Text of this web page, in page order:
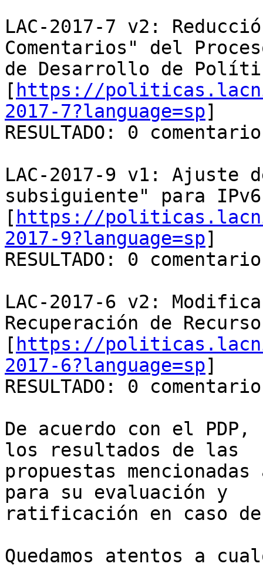
LAC-2017-7 v2:
Comentarios" del
de Desarrollo de
[ https://
2017-7?language=sp]
RESULTADO: 0
LAC-2017-9 v1: Ajuste
subsiguiente" para IPv6
[ https://
2017-9?language=sp]
RESULTADO: 0
LAC-2017-6 v2:
Recuperación de
[ https://
2017-6?language=sp]
RESULTADO: 0
De acuerdo con el
los resultados de las
propuestas
para su evaluación y
ratificación en caso
Quedamos atentos a